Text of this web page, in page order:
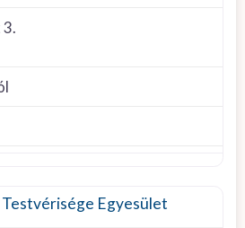
Testvérisége Egyesület